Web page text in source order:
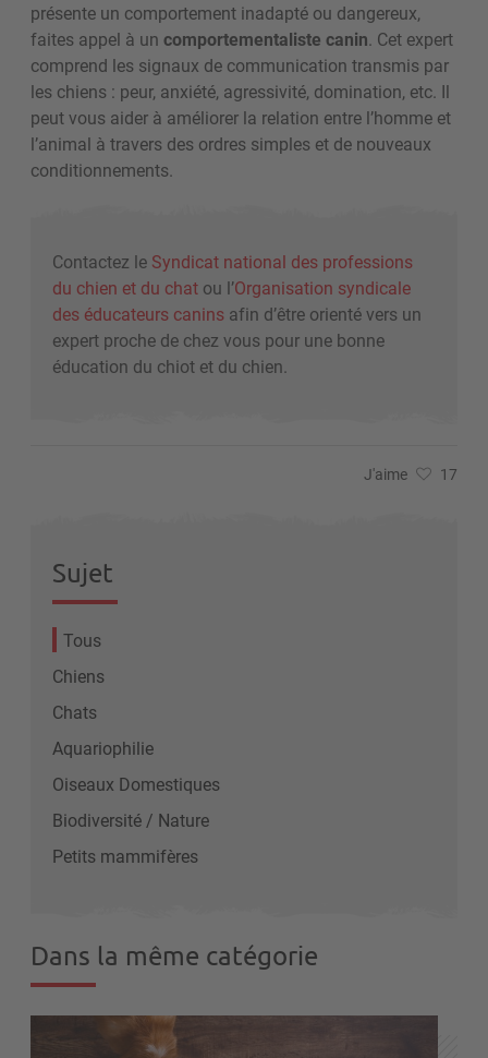
présente un comportement inadapté ou dangereux,
faites appel à un comportementaliste canin. Cet expert
comprend les signaux de communication transmis par
les chiens : peur, anxiété, agressivité, domination, etc. Il
peut vous aider à améliorer la relation entre l’homme et
l’animal à travers des ordres simples et de nouveaux
conditionnements.
Contactez le Syndicat national des professions
du chien et du chat ou l’Organisation syndicale
des éducateurs canins afin d’être orienté vers un
expert proche de chez vous pour une bonne
éducation du chiot et du chien.
J'aime 17
Sujet
Tous
Chiens
Chats
Aquariophilie
Oiseaux Domestiques
Biodiversité / Nature
Petits mammifères
Dans la même catégorie